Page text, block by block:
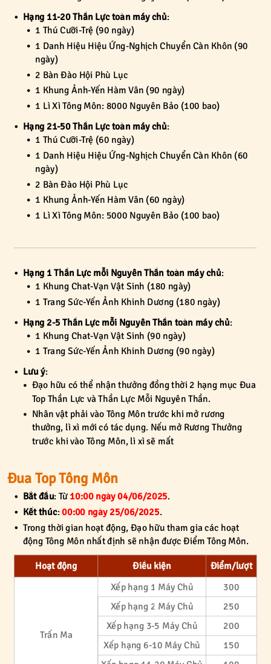
Hạng 11-20 Thần Lực toàn máy chủ:
1 Thú Cưỡi-Trệ (90 ngày)
1 Danh Hiệu Hiệu Ứng-Nghịch Chuyển Càn Khôn (90
ngày)
2 Bàn Đào Hội Phù Lục
1 Khung Ảnh-Yến Hàm Vân (90 ngày)
1 Lì Xì Tông Môn: 8000 Nguyên Bảo (100 bao)
Hạng 21-50 Thần Lực toàn máy chủ:
1 Thú Cưỡi-Trệ (60 ngày)
1 Danh Hiệu Hiệu Ứng-Nghịch Chuyển Càn Khôn (60
ngày)
2 Bàn Đào Hội Phù Lục
1 Khung Ảnh-Yến Hàm Vân (60 ngày)
1 Lì Xì Tông Môn: 5000 Nguyên Bảo (100 bao)
Hạng 1 Thần Lực mỗi Nguyên Thần toàn máy chủ:
1 Khung Chat-Vạn Vật Sinh (180 ngày)
1 Trang Sức-Yến Ảnh Khinh Dương (180 ngày)
Hạng 2-5 Thần Lực mỗi Nguyên Thần toàn máy chủ:
1 Khung Chat-Vạn Vật Sinh (90 ngày)
1 Trang Sức-Yến Ảnh Khinh Dương (90 ngày)
Lưu ý:
Đạo hữu có thể nhận thưởng đồng thời 2 hạng mục Đua
Top Thần Lực và Thần Lực Mỗi Nguyên Thần.
Nhân vật phải vào Tông Môn trước khi mở rương
thưởng, lì xì mới có tác dụng. Nếu mở Rương Thưởng
trước khi vào Tông Môn, lì xì sẽ mất
Đua Top Tông Môn
Bắt đầu: Từ 10:00 ngày 04/06/2025.
Kết thúc:00:00 ngày 25/06/2025.
Trong thời gian hoạt động, Đạo hữu tham gia các hoạt
động Tông Môn nhất định sẽ nhận được Điểm Tông Môn.
Hoạt động Điều kiện Điểm/lượt
Trấn Ma
Xếp hạng 1 Máy Chủ
300
Xếp hạng 2 Máy Chủ
250
Xếp hạng 3-5 Máy Chủ
200
Xếp hạng 6-10 Máy Chủ
150